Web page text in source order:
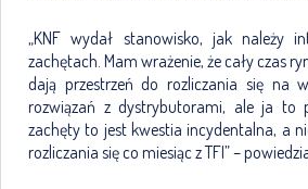
„KNF wydał stanowisko, jak należy
zachętach. Mam wrażenie, że cały czas
dają przestrzeń do rozliczania się na
rozwiązań z dystrybutorami, ale ja to
zachęty to jest kwestia incydentalna, a
rozliczania się co miesiąc z TFI” –